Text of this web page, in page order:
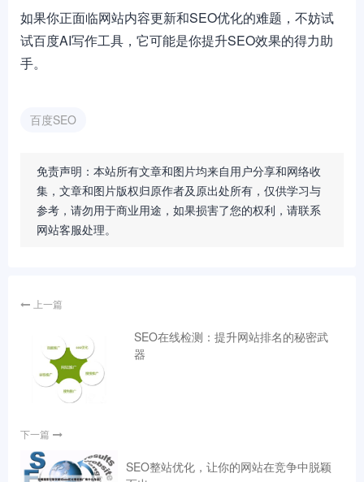
如果你正面临网站内容更新和SEO优化的难题，不妨试
试百度AI写作工具，它可能是你提升SEO效果的得力助
手。
百度SEO
免责声明：本站所有文章和图片均来自用户分享和网络收
集，文章和图片版权归原作者及原出处所有，仅供学习与
参考，请勿用于商业用途，如果损害了您的权利，请联系
网站客服处理。
上一篇
SEO在线检测：提升网站排名的秘密武
器
下一篇
SEO整站优化，让你的网站在竞争中脱颖